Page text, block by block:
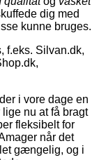
dig med
kunne bruges.
f.eks. Silvan.dk,
i vore dage en
nu at få bragt
fleksibelt for
når det
gængelig, og i